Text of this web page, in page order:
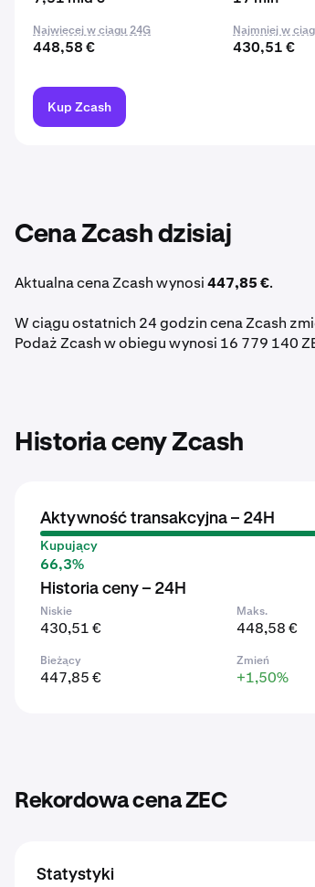
Najwięcej w ciągu 24G
448,58 €
Najmniej w
430,51 €
Kup Zcash
Cena Zcash dzisiaj
Aktualna cena Zcash wynosi447,85 €.
W ciągu ostatnich 24 godzin cena Zcash
Podaż Zcash w obiegu wynosi 16 779 140
Historia ceny Zcash
Aktywność transakcyjna – 24H
Kupujący
66,3%
Historia ceny – 24H
Niskie
430,51 €
Maks.
448,58 €
Bieżący
447,85 €
Zmień
+1,50%
Rekordowa cena ZEC
Statystyki